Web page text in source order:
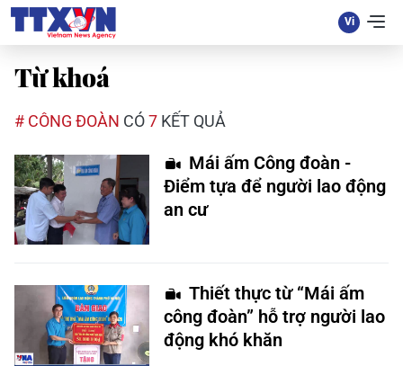
Từ khoá
# CÔNG ĐOÀN CÓ7 KẾT QUẢ
Mái ấm Công đoàn -
Điểm tựa để người lao động
an cư
Thiết thực từ “Mái ấm
công đoàn” hỗ trợ người lao
động khó khăn